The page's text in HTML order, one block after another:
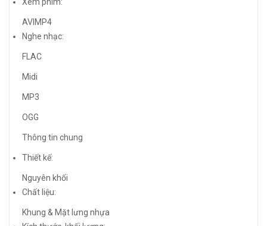
AVIMP4
Nghe nhạc:
FLAC
Midi
MP3
OGG
Thông tin chung
Thiết kế:
Nguyên khối
Chất liệu:
Khung & Mặt lưng nhựa